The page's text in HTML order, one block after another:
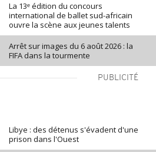
La 13ᵉ édition du concours
international de ballet sud-africain
ouvre la scène aux jeunes talents
Arrêt sur images du 6 août 2026 : la
FIFA dans la tourmente
PUBLICITÉ
Libye : des détenus s'évadent d'une
prison dans l'Ouest